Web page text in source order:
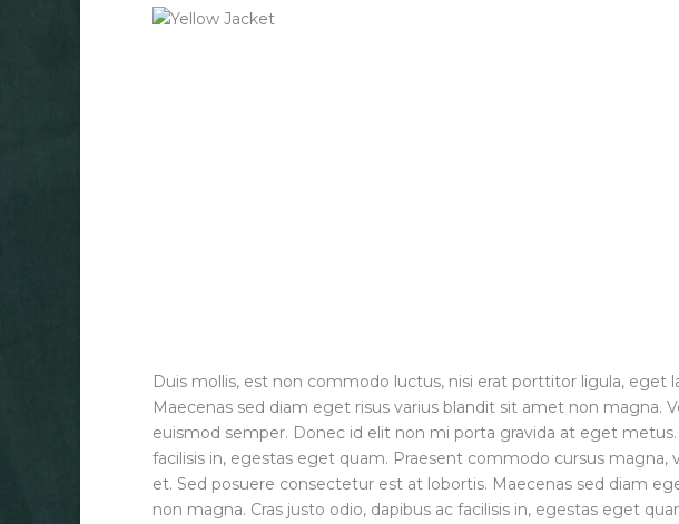
Duis mollis, est non commodo luctus, nisi erat porttitor ligula, eget
Maecenas sed diam eget risus varius blandit sit amet non magna.
euismod semper. Donec id elit non mi porta gravida at eget metus.
facilisis in, egestas eget quam. Praesent commodo cursus magna,
et. Sed posuere consectetur est at lobortis. Maecenas sed diam
non magna. Cras justo odio, dapibus ac facilisis in, egestas eget